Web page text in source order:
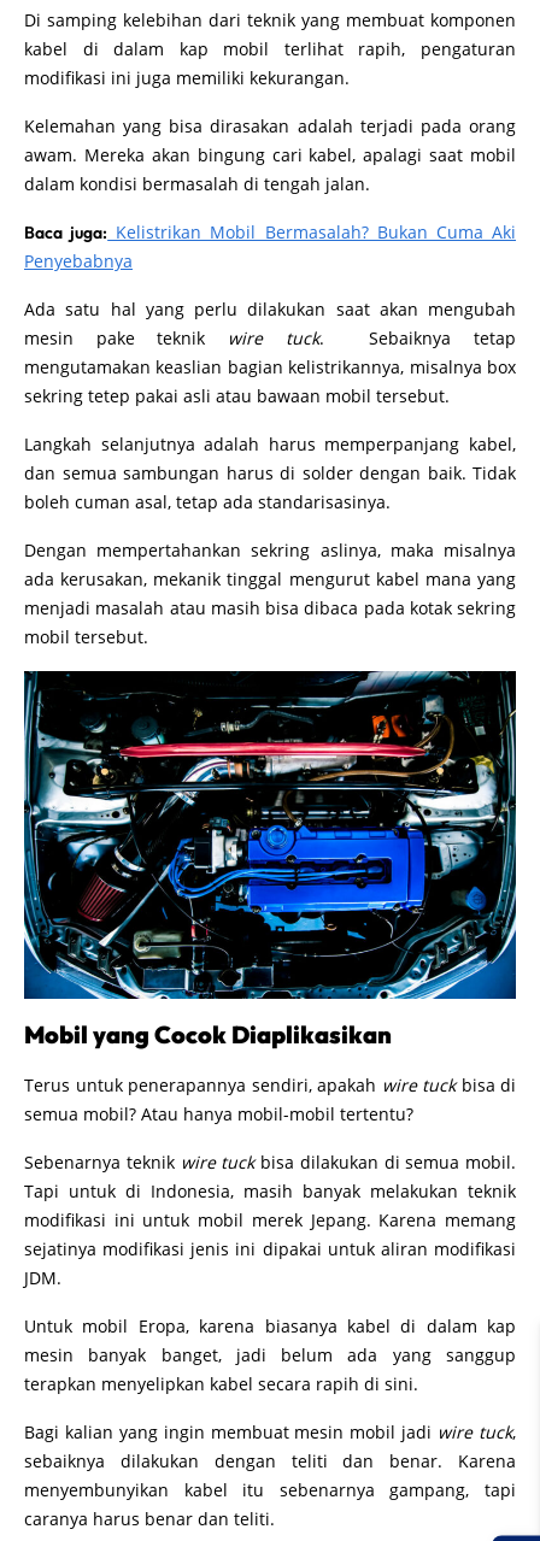
Di samping kelebihan dari teknik yang membuat komponen
kabel di dalam kap mobil terlihat rapih, pengaturan
modifikasi ini juga memiliki kekurangan.
Kelemahan yang bisa dirasakan adalah terjadi pada orang
awam. Mereka akan bingung cari kabel, apalagi saat mobil
dalam kondisi bermasalah di tengah jalan.
Baca juga: Kelistrikan Mobil Bermasalah? Bukan Cuma Aki
Penyebabnya
Ada satu hal yang perlu dilakukan saat akan mengubah
mesin pake teknik wire tuck. Sebaiknya tetap
mengutamakan keaslian bagian kelistrikannya, misalnya box
sekring tetep pakai asli atau bawaan mobil tersebut.
Langkah selanjutnya adalah harus memperpanjang kabel,
dan semua sambungan harus di solder dengan baik. Tidak
boleh cuman asal, tetap ada standarisasinya.
Dengan mempertahankan sekring aslinya, maka misalnya
ada kerusakan, mekanik tinggal mengurut kabel mana yang
menjadi masalah atau masih bisa dibaca pada kotak sekring
mobil tersebut.
Mobil yang Cocok Diaplikasikan
Terus untuk penerapannya sendiri, apakah wire tuckbisa di
semua mobil? Atau hanya mobil-mobil tertentu?
Sebenarnya teknik wire tuck bisa dilakukan di semua mobil.
Tapi untuk di Indonesia, masih banyak melakukan teknik
modifikasi ini untuk mobil merek Jepang. Karena memang
sejatinya modifikasi jenis ini dipakai untuk aliran modifikasi
JDM.
Untuk mobil Eropa, karena biasanya kabel di dalam kap
mesin banyak banget, jadi belum ada yang sanggup
terapkan menyelipkan kabel secara rapih di sini.
Bagi kalian yang ingin membuat mesin mobil jadi wire tuck,
sebaiknya dilakukan dengan teliti dan benar. Karena
menyembunyikan kabel itu sebenarnya gampang, tapi
caranya harus benar dan teliti.